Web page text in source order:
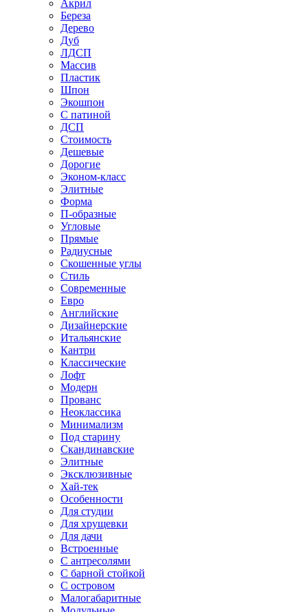
Акрил
Береза
Дерево
Дуб
ЛДСП
Массив
Пластик
Шпон
Экошпон
С патиной
ДСП
Стоимость
Дешевые
Дорогие
Эконом-класс
Элитные
Форма
П-образные
Угловые
Прямые
Радиусные
Скошенные углы
Стиль
Современные
Евро
Английские
Дизайнерские
Итальянские
Кантри
Классические
Лофт
Модерн
Прованс
Неоклассика
Минимализм
Под старину
Скандинавские
Элитные
Эксклюзивные
Хай-тек
Особенности
Для студии
Для хрущевки
Для дачи
Встроенные
С антресолями
С барной стойкой
С островом
Малогабаритные